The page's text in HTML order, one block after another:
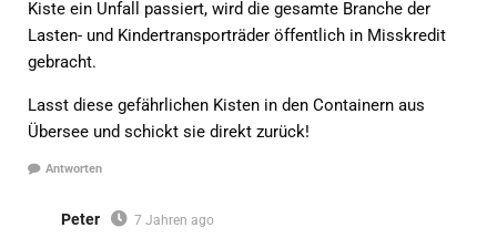
Kiste ein Unfall passiert, wird die gesamte Branche der
Lasten- und Kindertransporträder öffentlich in Misskredit
gebracht.
Lasst diese gefährlichen Kisten in den Containern aus
Übersee und schickt sie direkt zurück!
Antworten
Peter 7 Jahren ago